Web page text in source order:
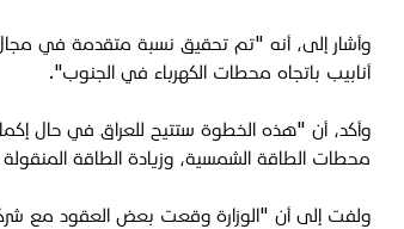
أنابيب باتجاه محطات الكهرباء في الجنوب".
وأكد، أن "هذه الخطوة ستتيح للعراق في حال
محطات الطاقة الشمسية، وزيادة الطاقة المنقولة
ولفت إلى أن "الوزارة وقعت بعض العقود مع